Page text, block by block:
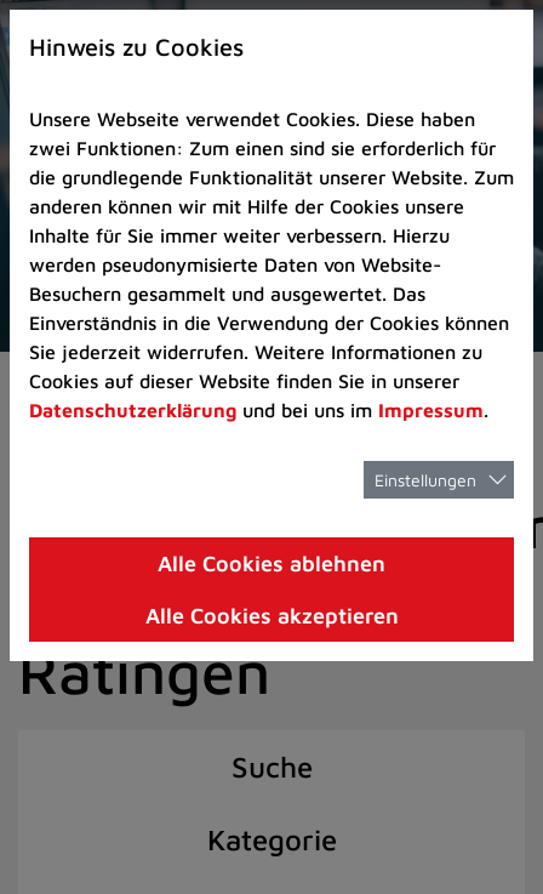
Zur
Startseite
Zum
Seitenanfang
springen
(Schnelltaste
A)
Zur
Navigation/Menü
springen
(Schnelltaste
M)
Zur
8)
I)
Aktuelles Pressemitteilungen
der Stadt
Ratingen
Suche
Kategorie
Hinweis zu Cookies
Unsere Webseite verwendet Cookies. Diese haben
zwei Funktionen: Zum einen sind sie erforderlich für
die grundlegende Funktionalität unserer Website. Zum
anderen können wir mit Hilfe der Cookies unsere
Inhalte für Sie immer weiter verbessern. Hierzu
werden pseudonymisierte Daten von Website-
Besuchern gesammelt und ausgewertet. Das
Einverständnis in die Verwendung der Cookies können
Sie jederzeit widerrufen. Weitere Informationen zu
Cookies auf dieser Website finden Sie in unserer
Datenschutzerklärung und bei uns im Impressum.
Einstellungen
Alle Cookies ablehnen
Alle Cookies akzeptieren